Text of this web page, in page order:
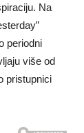
Na
periodni
više od
pristupnici